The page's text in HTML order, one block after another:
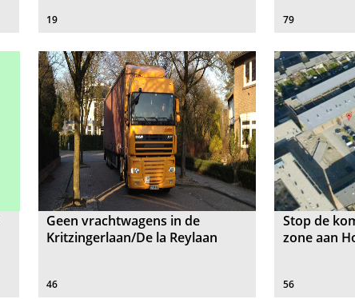
19 79
Geen vrachtwagens in de
Kritzingerlaan/De la Reylaan
46
Stop de
zone aan
56